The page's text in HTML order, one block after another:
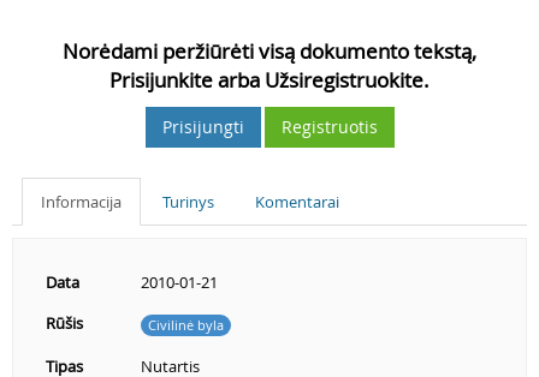
Norėdami peržiūrėti visą dokumento tekstą,
Prisijunkite arba Užsiregistruokite.
Prisijungti Registruotis
Informacija Turinys Komentarai
Data
2010-01-21
Rūšis
Civilinė byla
Tipas
Nutartis